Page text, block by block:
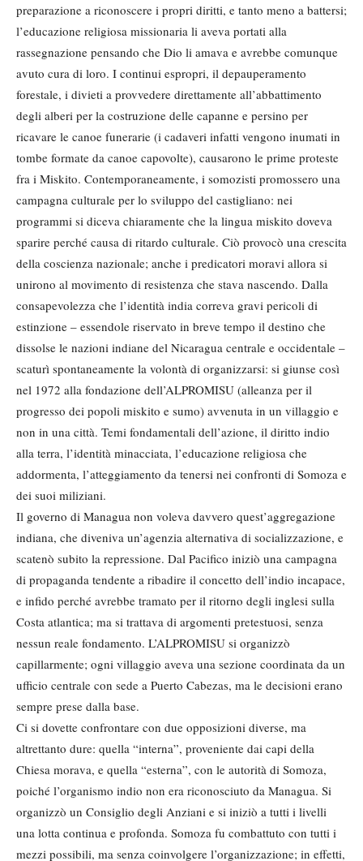
preparazione a riconoscere i propri diritti, e tanto meno a battersi;
l’educazione religiosa missionaria li aveva portati alla
rassegnazione pensando che Dio li amava e avrebbe comunque
avuto cura di loro. I continui espropri, il depauperamento
forestale, i divieti a provvedere direttamente all’abbattimento
degli alberi per la costruzione delle capanne e persino per
ricavare le canoe funerarie (i cadaveri infatti vengono inumati in
tombe formate da canoe capovolte), causarono le prime proteste
fra i Miskito. Contemporaneamente, i somozisti promossero una
campagna culturale per lo sviluppo del castigliano: nei
programmi si diceva chiaramente che la lingua miskito doveva
sparire perché causa di ritardo culturale. Ciò provocò una crescita
della coscienza nazionale; anche i predicatori moravi allora si
unirono al movimento di resistenza che stava nascendo. Dalla
consapevolezza che l’identità india correva gravi pericoli di
estinzione – essendole riservato in breve tempo il destino che
dissolse le nazioni indiane del Nicaragua centrale e occidentale –
scaturì spontaneamente la volontà di organizzarsi: si giunse così
nel 1972 alla fondazione dell’ALPROMISU (alleanza per il
progresso dei popoli miskito e sumo) avvenuta in un villaggio e
non in una città. Temi fondamentali dell’azione, il diritto indio
alla terra, l’identità minacciata, l’educazione religiosa che
addormenta, l’atteggiamento da tenersi nei confronti di Somoza e
dei suoi miliziani.
Il governo di Managua non voleva davvero quest’aggregazione
indiana, che diveniva un’agenzia alternativa di socializzazione, e
scatenò subito la repressione. Dal Pacifico iniziò una campagna
di propaganda tendente a ribadire il concetto dell’indio incapace,
e infido perché avrebbe tramato per il ritorno degli inglesi sulla
Costa atlantica; ma si trattava di argomenti pretestuosi, senza
nessun reale fondamento. L’ALPROMISU si organizzò
capillarmente; ogni villaggio aveva una sezione coordinata da un
ufficio centrale con sede a Puerto Cabezas, ma le decisioni erano
sempre prese dalla base.
Ci si dovette confrontare con due opposizioni diverse, ma
altrettanto dure: quella “interna”, proveniente dai capi della
Chiesa morava, e quella “esterna”, con le autorità di Somoza,
poiché l’organismo indio non era riconosciuto da Managua. Si
organizzò un Consiglio degli Anziani e si iniziò a tutti i livelli
una lotta continua e profonda. Somoza fu combattuto con tutti i
mezzi possibili, ma senza coinvolgere l’organizzazione; in effetti,